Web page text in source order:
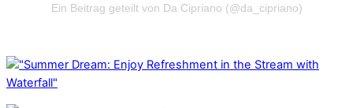
Ein Beitrag geteilt von Da Cipriano (@da_cipriano)